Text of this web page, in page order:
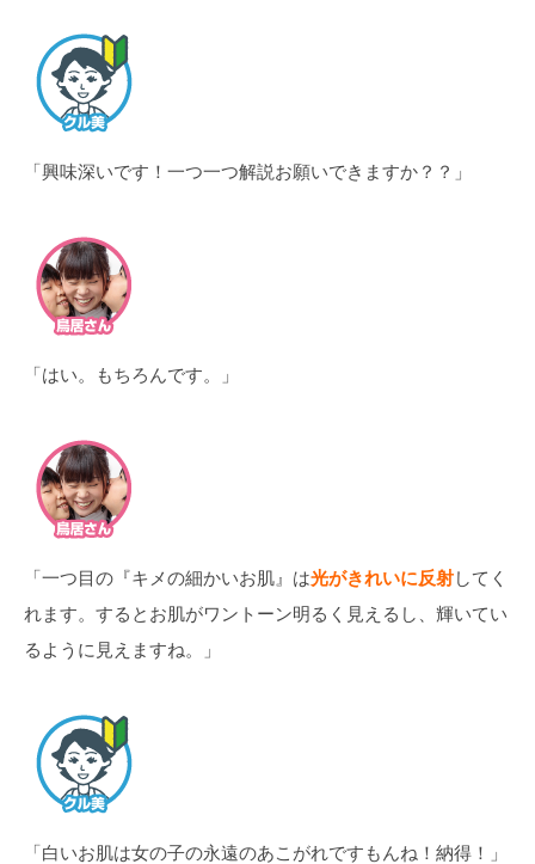
「興味深いです！一つ一つ解説お願いできますか？？」
「はい。もちろんです。」
「一つ目の『キメの細かいお肌』は光がきれいに反射してく
れます。するとお肌がワントーン明るく見えるし、輝いてい
るように見えますね。」
「白いお肌は女の子の永遠のあこがれですもんね！納得！」